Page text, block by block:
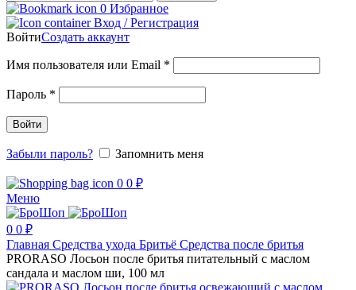
0 Избранное
Вход / Регистрация
ВойтиСоздать аккаунт
Имя пользователя или Email *
Пароль *
Войти
Забыли пароль? Запомнить меня
0 0 ₽
Меню
0 0 ₽
Главная Средства ухода Бритьё Средства после бритья
PRORASO Лосьон после бритья питательный с маслом
сандала и маслом ши, 100 мл